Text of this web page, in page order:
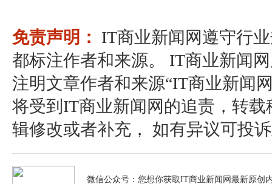
免责声明：
IT商业新闻网遵守行
都标注作者和来源。 IT商业新闻
注明文章作者和来源“IT商业新闻
将受到IT商业新闻网的追责，转
辑修改或者补充， 如有异议可投
微信公众号：您想你获取IT商业新闻网最新原创